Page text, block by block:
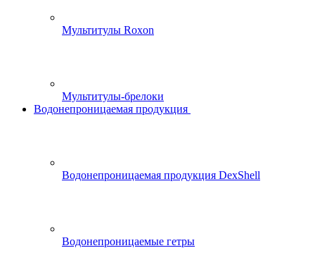
Мультитулы Roxon
Мультитулы-брелоки
Водонепроницаемая продукция
Водонепроницаемая продукция DexShell
Водонепроницаемые гетры